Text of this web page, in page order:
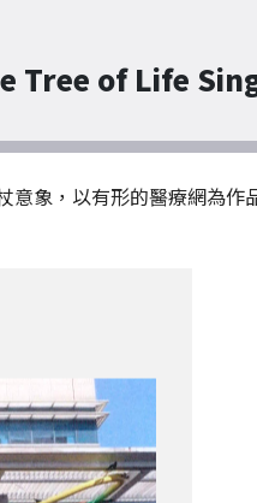
Tree of Life
象，以有形的醫療網為
公